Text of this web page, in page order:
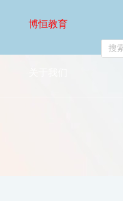
博恒教育